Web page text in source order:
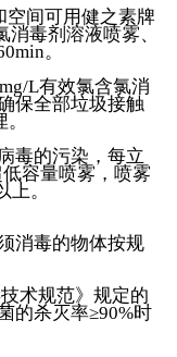
空间可用健之素牌
毒剂溶液喷雾、
。
L有效氯含氯消
保全部垃圾接触
的污染，每立
容量喷雾，喷雾
。
消毒的物体按规
术规范》规定的
的杀灭率≥90%时